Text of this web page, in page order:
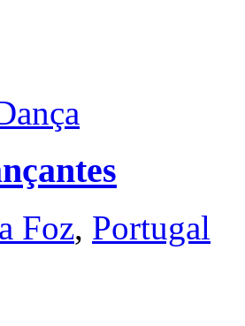
Foz, Portugal